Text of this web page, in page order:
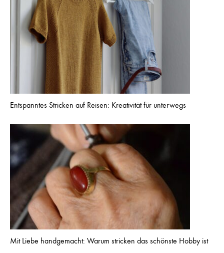
Entspanntes Stricken auf Reisen: Kreativität für unterwegs
Mit Liebe handgemacht: Warum stricken das schönste Hobby ist